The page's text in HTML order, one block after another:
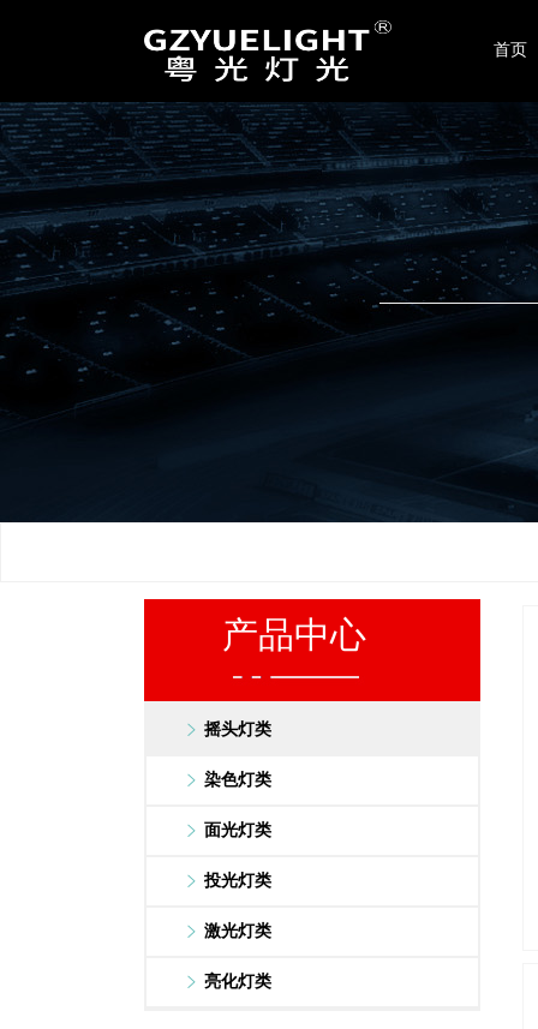
首页
产品中心
摇头灯类
染色灯类
面光灯类
投光灯类
激光灯类
亮化灯类
联系我们
广州晟光舞台灯光音响设备有限公司
地址：广州市番禺区东环街星力22-24号
电话：020-86423189 / 4008017299
手机：189-2413-6669
传真：+86-020-86423189
邮箱：
yuelight2008@126.com
www.yuelight.com